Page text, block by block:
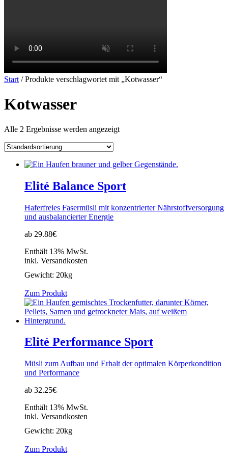
Start / Produkte verschlagwortet mit „Kotwasser“
Kotwasser
Alle 2 Ergebnisse werden angezeigt
Elité Balance Sport
Haferfreies Fasermüsli mit konzentrierter Nährstoffversorgung
und ausbalancierter Energie
ab 29.88€
Enthält 13% MwSt.
inkl. Versandkosten
Gewicht: 20kg
Zum Produkt
Elité Performance Sport
Müsli zum Aufbau und Erhalt der optimalen Körperkondition
und Performance
ab 32.25€
Enthält 13% MwSt.
inkl. Versandkosten
Gewicht: 20kg
Zum Produkt